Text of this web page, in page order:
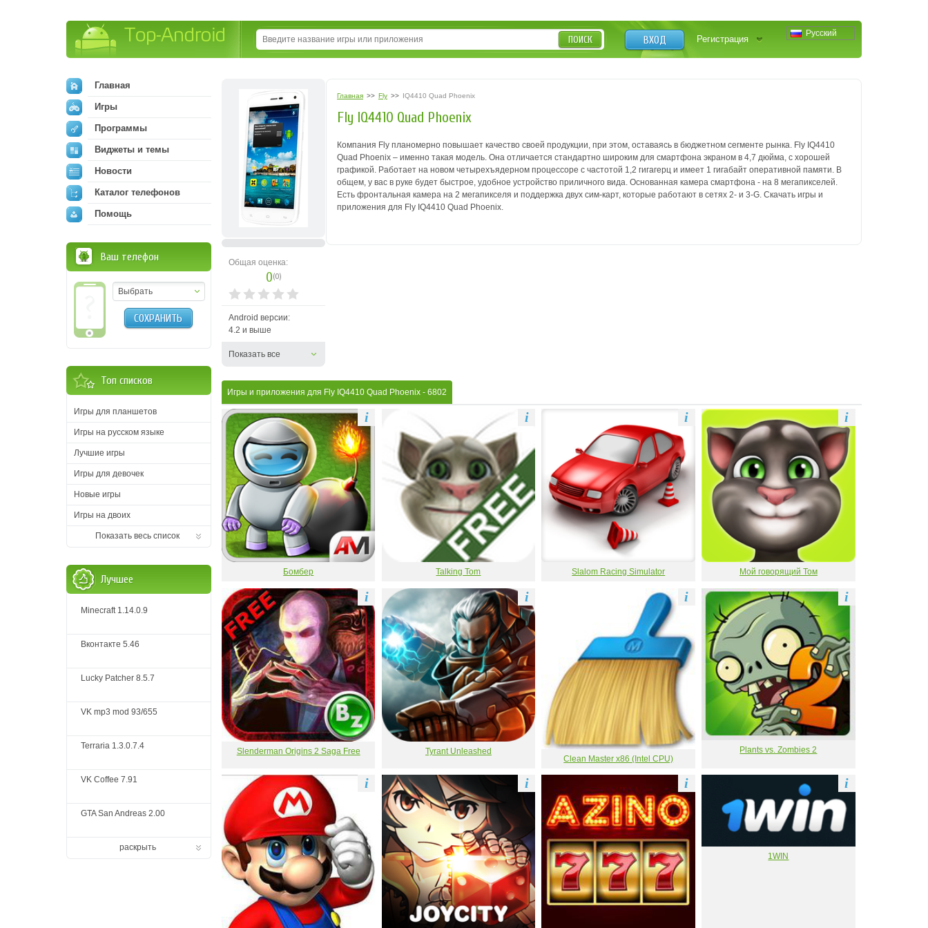
Русский
ВХОД Регистрация
ПОИСК
Общая оценка:
0(0)
Android версии:
4.2 и выше
Показать все
Главная >> Fly >> IQ4410 Quad Phoenix
Fly IQ4410 Quad Phoenix
Компания Fly планомерно повышает качество своей продукции, при этом, оставаясь в бюджетном сегменте рынка. Fly IQ4410
Quad Phoenix – именно такая модель. Она отличается стандартно широким для смартфона экраном в 4,7 дюйма, с хорошей
графикой. Работает на новом четырехъядерном процессоре с частотой 1,2 гигагерц и имеет 1 гигабайт оперативной памяти. В
общем, у вас в руке будет быстрое, удобное устройство приличного вида. Основанная камера смартфона - на 8 мегапикселей.
Есть фронтальная камера на 2 мегапикселя и поддержка двух сим-карт, которые работают в сетях 2- и 3-G. Скачать игры и
приложения для Fly IQ4410 Quad Phoenix.
Игры и приложения для Fly IQ4410 Quad Phoenix - 6802
Бомбер
i
Talking Tom
i
Slalom Racing Simulator
i
Мой говорящий Том
i
Slenderman Origins 2 Saga Free
i
Tyrant Unleashed
i
Clean Master x86 (Intel CPU)
i
Plants vs. Zombies 2
i
i i i
1WIN
i
Главная
Игры
Программы
Виджеты и темы
Новости
Каталог телефонов
Помощь
Ваш телефон
Выбрать
СОХРАНИТЬ
Топ списков
Игры для планшетов
Игры на русском языке
Лучшие игры
Игры для девочек
Новые игры
Игры на двоих
Показать весь список
Лучшее
Minecraft 1.14.0.9
Вконтакте 5.46
Lucky Patcher 8.5.7
VK mp3 mod 93/655
Terraria 1.3.0.7.4
VK Coffee 7.91
GTA San Andreas 2.00
раскрыть